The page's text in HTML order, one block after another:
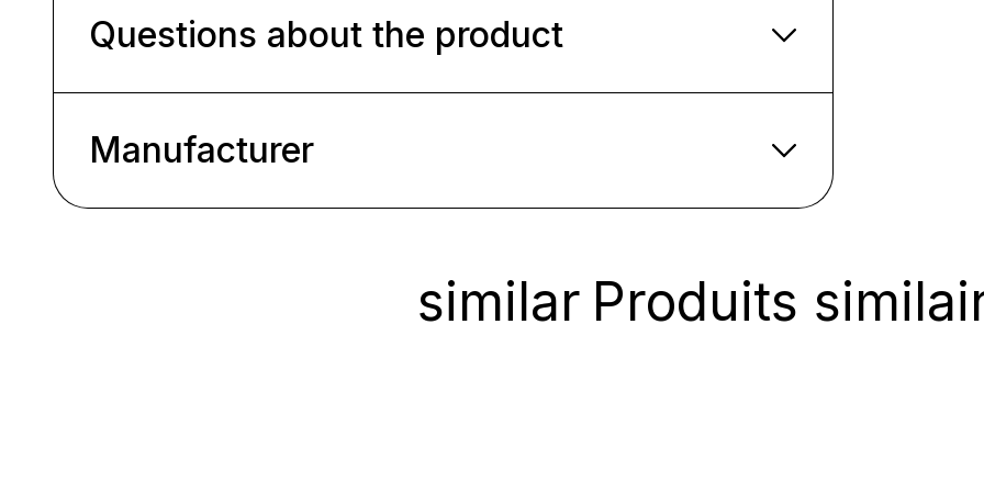
Questions about the product
Manufacturer
similar Produits